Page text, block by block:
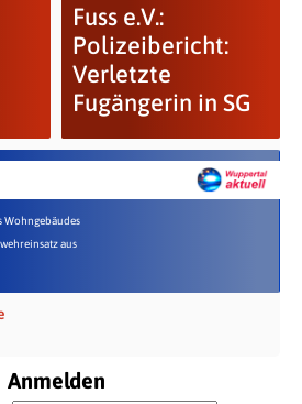
Fuss e.V.:
Polizeibericht:
Verletzte
Fugängerin in SG
Wohngebäudes
aus
Anmelden